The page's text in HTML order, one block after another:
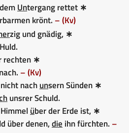
Untergang rettet ∗
krönt. – (Kv)
zig und gnädig, ∗
rechten ∗
– (Kv)
nachunsern Sünden ∗
unsrer Schuld.
über der Erde ist, ∗
über denen,die ihn fürchten. –